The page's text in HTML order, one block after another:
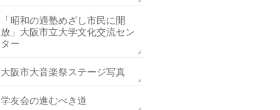
「昭和の適塾めざし市民に開
放」大阪市立大学文化交流セン
ター
大阪市大音楽祭ステージ写真
学友会の進むべき道